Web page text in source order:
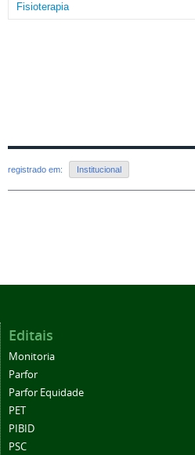
Fisioterapia
registrado em: Institucional
Editais
Monitoria
Parfor
Parfor Equidade
PET
PIBID
PSC